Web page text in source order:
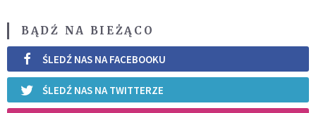
BĄDŹ NA BIEŻĄCO
ŚLEDŹ NAS NA FACEBOOKU
ŚLEDŹ NAS NA TWITTERZE